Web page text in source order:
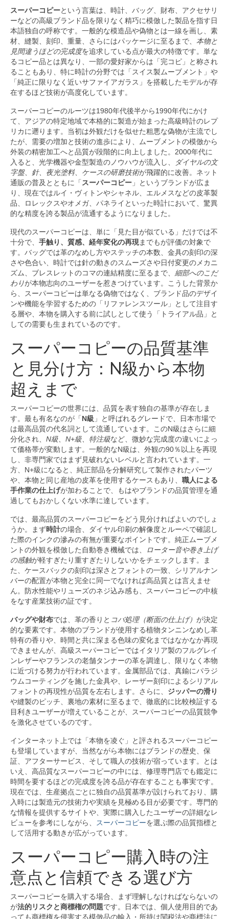
スーパーコピーという言葉は、時計、バッグ、財布、アクセサリ
ーなどの高級ブランド品を限りなく精巧に模倣した製品を指す日
本語独自の呼称です。一般的な模造品や偽物とは一線を画し、素
材、縫製、刻印、重量、さらにはパッケージに至るまで、 本物と
見間違うほどの完成度を追求している点が最大の特徴です。単な
るコピー品とは異なり、一部の愛好家からは「完コピ」と称され
ることもあり、特に時計の分野では「スイス製ムーブメント」や
「純正に限りなく近いサファイアガラス」を搭載したモデルが存
在するほど技術が高度化しています。
スーパーコピーのルーツは1980年代後半から1990年代にかけ
て、アジアの特定地域で本格的に製造が始まった高級時計のレプ
リカに遡ります。当初は外観だけを似せた粗悪な偽物が主流でし
たが、需要の増加と技術の進歩により、ムーブメントの模倣から
外装の精密加工へと品質が段階的に向上しました。2000年代に
入ると、光学機器や金型製造のノウハウが流入し、
ダイヤルの文
字盤、針、夜光塗料、ケースの研磨技術が飛躍的に改善。ネット
通販の普及とともに「 スーパーコピー 」というブランドが広ま
り、現在ではルイ・ヴィトンやシャネル、エルメスなどの皮革製
品、ロレックスやオメガ、パネライといった時計において、驚異
的な精度を誇る製品が流通するようになりました。
現代のスーパーコピーは、単に「見た目が似ている」だけでは不
十分で、 手触り、質感、経年変化の再現までもが評価の対象で
す。バッグでは革のなめし方やステッチの本数、金具の刻印の深
さや色合い、時計では針の動きのスムーズさや日付変更のメカニ
ズム、ブレスレットのコマの連結精度に至るまで、 細部へのこだ
わりが本物志向のユーザーを惹きつけています。こうした背景か
ら、スーパーコピーは単なる偽物ではなく、ブランド品のデザイ
ンや機能を学習するための「リファレンスツール」として注目す
る層や、本物を購入する前に試しとして使う「トライアル品」と
しての需要も生まれているのです。
スーパーコピーの品質基準
と見分け方：N級から本物
超えまで
スーパーコピーの世界には、品質を表す独自の基準が存在しま
す。最も有名なのが「N級 」と呼ばれるグレードで、日本市場で
は最高品質の代名詞として流通しています。このN級はさらに細
分化され、 N級、N+級、特注級など、微妙な完成度の違いによっ
て価格帯が変動します。一般的なN級は、外観の90％以上を再現
し、非専門家ではまず見破れないレベルと言われています。一
方、N+級になると、純正部品を分解研究して製作されたパーツ
や、本物と同じ産地の皮革を使用するケースもあり、 職人による
手作業の仕上げが加わることで、もはやブランドの品質管理を通
過してもおかしくない水準に達しています。
では、最高品質のスーパーコピーをどう見分ければよいのでしょ
うか。まず時計の場合、ダイヤル印刷の解像度とルーペで確認し
た際のインクの滲みの有無が重要なポイントです。純正ムーブメ
ントの外観を模倣した自動巻き機械では、
ローター音や巻き上げ
の感触が軽すぎたり重すぎたりしないかをチェックします。ま
た、ケースバックの刻印は深さとフォントの一致、シリアルナン
バーの配置が本物と完全に同一でなければ高品質とは言えませ
ん。防水性能やリューズのネジ込み感も、スーパーコピーの中核
をなす産業技術の証です。
バッグや財布では、革の香りと コバ処理（断面の仕上げ） が決定
的な要素です。本物のブランドが使用する植物タンニンなめし革
特有の香りや、時間と共に深まる色味の変化まではなかなか再現
できませんが、高級スーパーコピーではイタリア製のフルグレイ
ンレザーやフランスの老舗タンナーの革を調達し、限りなく本物
に近づける努力が行われています。金属部品では、真鍮にパラジ
ウムコーティングを施した金具や、レーザー刻印によるシリアル
フォントの再現性が品質を左右します。さらに、 ジッパーの滑り
や縫製のピッチ、裏地の素材に至るまで、徹底的に比較検証する
目利きユーザーが増えていることが、スーパーコピーの品質競争
を激化させているのです。
インターネット上では「本物を凌ぐ」と評されるスーパーコピー
も登場していますが、当然ながら本物にはブランドの歴史、保
証、アフターサービス、そして職人の技術が宿っています。とは
いえ、高品質なスーパーコピーの中には、修理専門店でも鑑定に
時間を要するほどの完成度を誇る品が存在することも事実です。
現在では、生産拠点ごとに独自の品質基準が設けられており、購
入時には製造元の技術力や実績を見極める目が必要です。専門的
な情報を提供するサイトや、実際に購入したユーザーの詳細なレ
ビューを参考にしながら、 スーパーコピーを選ぶ際の品質指標と
して活用する動きが広がっています。
スーパーコピー購入時の注
意点と信頼できる選び方
スーパーコピーを購入する場合、まず理解しなければならないの
が法的リスクと商標権の問題です。日本では、個人使用目的であ
っても商標権を侵害する模倣品の輸入・所持は関税法や商標法に